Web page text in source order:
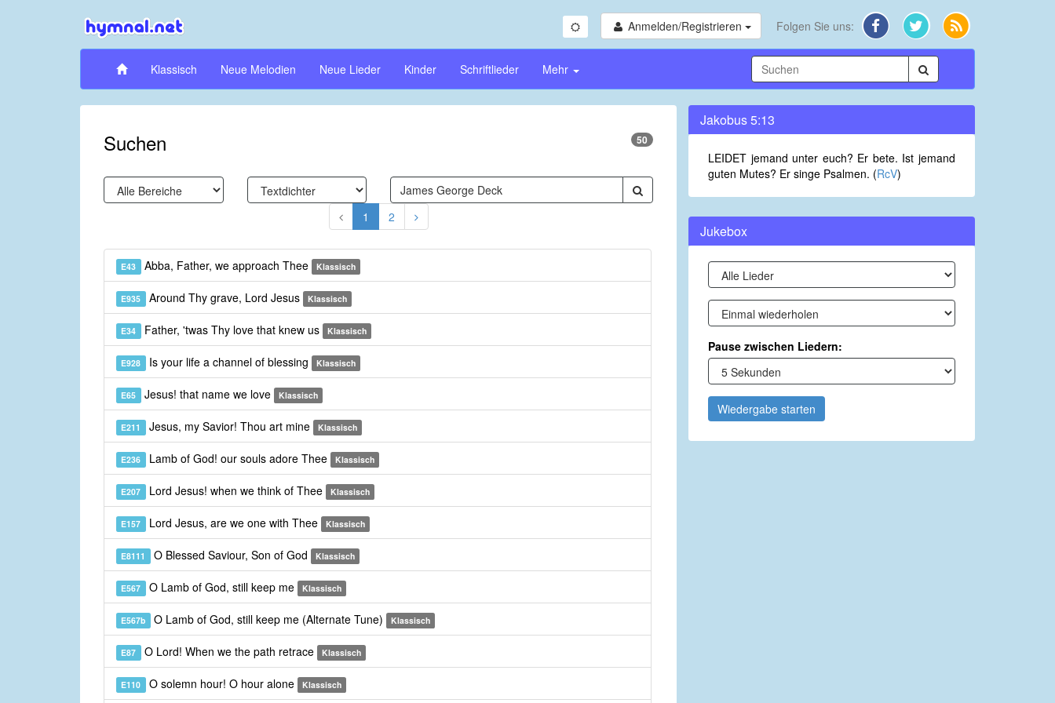
Anmelden/Registrieren Folgen Sie uns:
Klassisch Neue Melodien Neue Lieder Kinder Schriftlieder Mehr
Suchen 50
1 2
E43 Abba, Father, we approach Thee Klassisch
E935 Around Thy grave, Lord Jesus Klassisch
E34 Father, 'twas Thy love that knew us Klassisch
E928 Is your life a channel of blessing Klassisch
E65 Jesus! that name we love Klassisch
E211 Jesus, my Savior! Thou art mine Klassisch
E236 Lamb of God! our souls adore Thee Klassisch
E207 Lord Jesus! when we think of Thee Klassisch
E157 Lord Jesus, are we one with Thee Klassisch
E8111 O Blessed Saviour, Son of God Klassisch
E567 O Lamb of God, still keep me Klassisch
E567b O Lamb of God, still keep me (Alternate Tune) Klassisch
E87 O Lord! When we the path retrace Klassisch
E110 O solemn hour! O hour alone Klassisch
Jakobus 5:13
LEIDET jemand unter euch? Er bete. Ist jemand
guten Mutes? Er singe Psalmen. (RcV)
Jukebox
Pause zwischen Liedern:
Wiedergabe starten